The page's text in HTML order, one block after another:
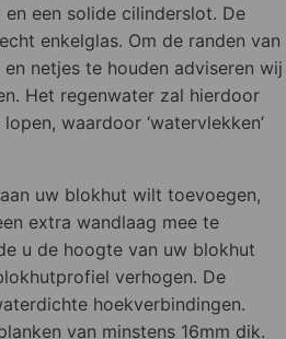
een solide cilinderslot. De
enkelglas. Om de randen van
netjes te houden adviseren wij
Het regenwater zal hierdoor
waardoor ‘watervlekken’
uw blokhut wilt toevoegen,
extra wandlaag mee te
u de hoogte van uw blokhut
verhogen. De
hoekverbindingen.
van minstens 16mm dik.